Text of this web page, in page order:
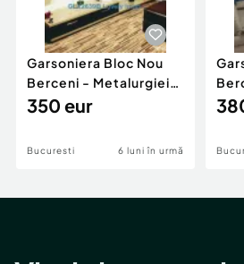
Inchiriere Bunuri si Vehicule
Garsoniera Bloc Nou
Berceni - Metalurgiei
Park - Postalionul
350 eur
Bucuresti 6 luni în urmă